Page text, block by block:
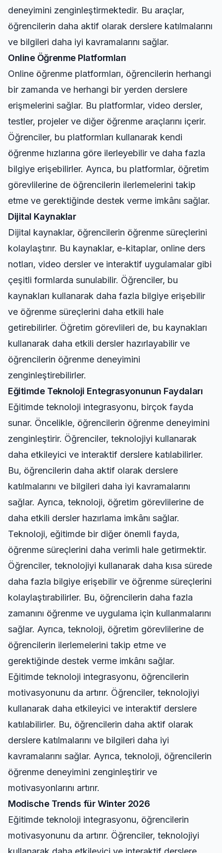
deneyimini zenginleştirmektedir. Bu araçlar,
öğrencilerin daha aktif olarak derslere katılmalarını
ve bilgileri daha iyi kavramalarını sağlar.
Online Öğrenme Platformları
Online öğrenme platformları, öğrencilerin herhangi
bir zamanda ve herhangi bir yerden derslere
erişmelerini sağlar. Bu platformlar, video dersler,
testler, projeler ve diğer öğrenme araçlarını içerir.
Öğrenciler, bu platformları kullanarak kendi
öğrenme hızlarına göre ilerleyebilir ve daha fazla
bilgiye erişebilirler. Ayrıca, bu platformlar, öğretim
görevlilerine de öğrencilerin ilerlemelerini takip
etme ve gerektiğinde destek verme imkânı sağlar.
Dijital Kaynaklar
Dijital kaynaklar, öğrencilerin öğrenme süreçlerini
kolaylaştırır. Bu kaynaklar, e-kitaplar, online ders
notları, video dersler ve interaktif uygulamalar gibi
çeşitli formlarda sunulabilir. Öğrenciler, bu
kaynakları kullanarak daha fazla bilgiye erişebilir
ve öğrenme süreçlerini daha etkili hale
getirebilirler. Öğretim görevlileri de, bu kaynakları
kullanarak daha etkili dersler hazırlayabilir ve
öğrencilerin öğrenme deneyimini
zenginleştirebilirler.
Eğitimde Teknoloji Entegrasyonunun Faydaları
Eğitimde teknoloji integrasyonu, birçok fayda
sunar. Öncelikle, öğrencilerin öğrenme deneyimini
zenginleştirir. Öğrenciler, teknolojiyi kullanarak
daha etkileyici ve interaktif derslere katılabilirler.
Bu, öğrencilerin daha aktif olarak derslere
katılmalarını ve bilgileri daha iyi kavramalarını
sağlar. Ayrıca, teknoloji, öğretim görevlilerine de
daha etkili dersler hazırlama imkânı sağlar.
Teknoloji, eğitimde bir diğer önemli fayda,
öğrenme süreçlerini daha verimli hale getirmektir.
Öğrenciler, teknolojiyi kullanarak daha kısa sürede
daha fazla bilgiye erişebilir ve öğrenme süreçlerini
kolaylaştırabilirler. Bu, öğrencilerin daha fazla
zamanını öğrenme ve uygulama için kullanmalarını
sağlar. Ayrıca, teknoloji, öğretim görevlilerine de
öğrencilerin ilerlemelerini takip etme ve
gerektiğinde destek verme imkânı sağlar.
Eğitimde teknoloji integrasyonu, öğrencilerin
motivasyonunu da artırır. Öğrenciler, teknolojiyi
kullanarak daha etkileyici ve interaktif derslere
katılabilirler. Bu, öğrencilerin daha aktif olarak
derslere katılmalarını ve bilgileri daha iyi
kavramalarını sağlar. Ayrıca, teknoloji, öğrencilerin
öğrenme deneyimini zenginleştirir ve
motivasyonlarını artırır.
Modische Trends für Winter 2026
Eğitimde teknoloji integrasyonu, öğrencilerin
motivasyonunu da artırır. Öğrenciler, teknolojiyi